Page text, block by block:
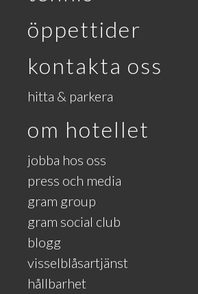
öppettider
kontakta oss
hitta & parkera
om hotellet
jobba hos oss
press och media
gram group
gram social club
blogg
visselblåsartjänst
hållbarhet